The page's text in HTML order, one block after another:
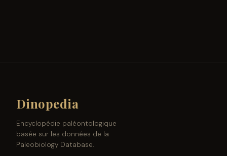
Dinopedia
Encyclopédie paléontologique
basée sur les données de la
Paleobiology Database.